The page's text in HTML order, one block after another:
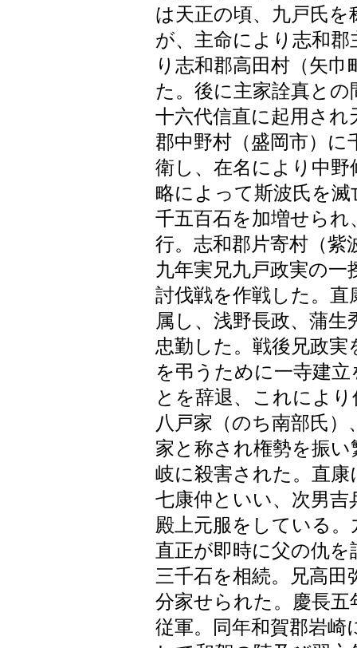
は天正の頃、九戸氏
が、主命により志和
り志和郡高田村（矢
た。後に主家詮真と
十六代信直に起用され
郡中野村（盛岡市）に
衛し、在名により中
略によって斯波氏を
千五百石を加増せら
行。志和郡片寄村（紫
九年実兄九戸政実の
討伐戦を作戦した。
属し、浅野長政、蒲
忠勤した。戦後兄政
を弔うために一寺建
とを辞退、これによ
八戸家（のち南部氏
家と称され権勢を振
岐に殺害された。直
七康仲といい、次男
殿上元服をしている
直正が即時に父の仇
三千石を相続。兄高
分家せられた。慶長
従軍。同年和賀郡岩崎